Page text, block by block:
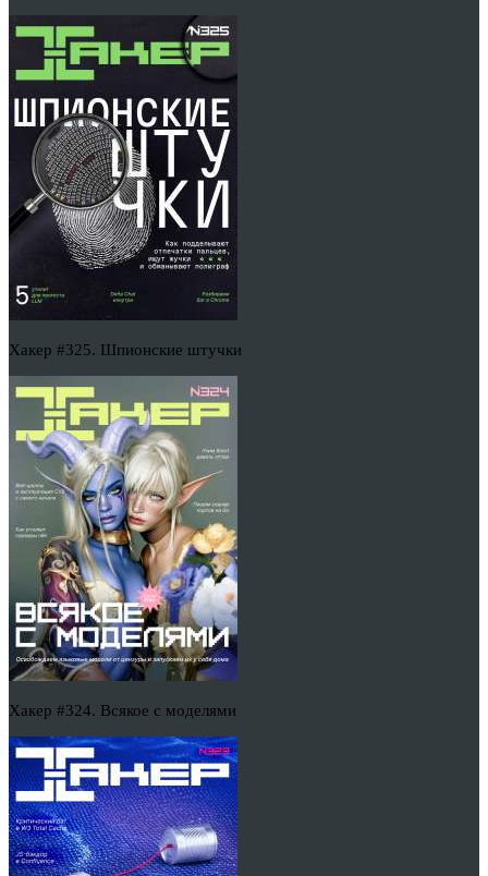
Хакер #325. Шпионские штучки
Хакер #324. Всякое с моделями